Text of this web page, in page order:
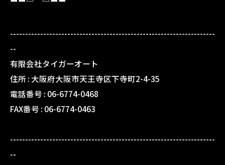
--------------------------------------------------------------------
--
有限会社タイガーオート
住所 : 大阪府大阪市天王寺区下寺町2-4-35
電話番号 : 06-6774-0468
FAX番号 : 06-6774-0463
--------------------------------------------------------------------
--